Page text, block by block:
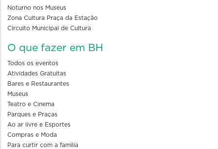
Noturno nos Museus
Zona Cultura Praça da Estação
Circuito Municipal de Cultura
O que fazer em BH
Todos os eventos
Atividades Gratuitas
Bares e Restaurantes
Museus
Teatro e Cinema
Parques e Praças
Ao ar livre e Esportes
Compras e Moda
Para curtir com a familia